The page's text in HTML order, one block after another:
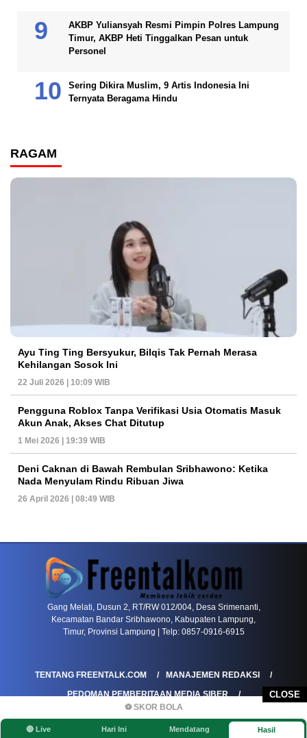
CLOSE
⚽ SKOR BOLA
🔴 Live Hari Ini Mendatang Hasil
AKBP Yuliansyah Resmi Pimpin Polres Lampung
Timur, AKBP Heti Tinggalkan Pesan untuk
Personel
Sering Dikira Muslim, 9 Artis Indonesia Ini
Ternyata Beragama Hindu
RAGAM
Ayu Ting Ting Bersyukur, Bilqis Tak Pernah Merasa
Kehilangan Sosok Ini
22 Juli 2026 | 10:09 WIB
Pengguna Roblox Tanpa Verifikasi Usia Otomatis Masuk
Akun Anak, Akses Chat Ditutup
1 Mei 2026 | 19:39 WIB
Deni Caknan di Bawah Rembulan Sribhawono: Ketika
Nada Menyulam Rindu Ribuan Jiwa
26 April 2026 | 08:49 WIB
PETIR800 LOGIN PETIR800 Bagaimana Kasino Online Menjadi Bagian
Gang Melati, Dusun 2, RT/RW 012/004, Desa Srimenanti,
Kecamatan Bandar Sribhawono, Kabupaten Lampung,
Timur, Provinsi Lampung | Telp: 0857-0916-6915
TENTANG FREENTALK.COM
MANAJEMEN REDAKSI
PEDOMAN PEMBERITAAN MEDIA SIBER
PEDOMAN PEMBERITAAN RAMAH ANAK
KOREKSI & KLARIFIKASI
KEBIJAKAN IKLAN / ADVERTORIAL